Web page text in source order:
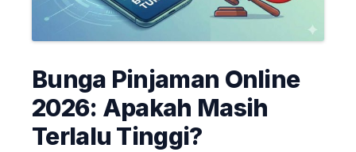
Bunga Pinjaman Online
2026: Apakah Masih
Terlalu Tinggi?